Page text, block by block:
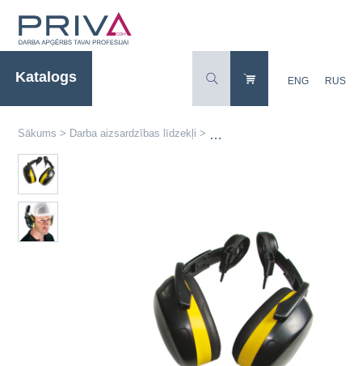
Katalogs ENG RUS
Sākums > Darba aizsardzības līdzekļi >